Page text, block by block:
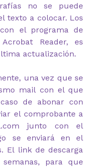
no se puede
texto a colocar. Los
el programa de
Reader, es
actualización.
una vez que se
mail con el que
de abonar con
el comprobante a
junto con el
se enviará en el
El link de descarga
para que